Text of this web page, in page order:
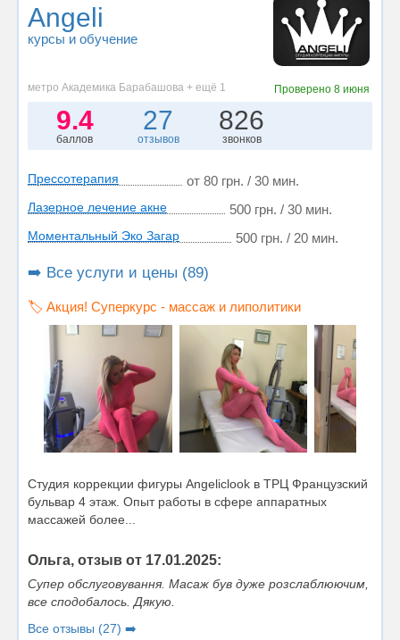
Angeli
курсы и обучение
метро Академика Барабашова + ещё 1 Проверено 8 июня
9.4
баллов
27
отзывов
826
звонков
Прессотерапия от 80 грн. / 30 мин.
Лазерное лечение акне 500 грн. / 30 мин.
Моментальный Эко Загар 500 грн. / 20 мин.
➡️ Все услуги и цены (89)
🏷️ Акция! Суперкурс - массаж и липолитики
Студия коррекции фигуры Angeliclook в ТРЦ Французский
бульвар 4 этаж. Опыт работы в сфере аппаратных
массажей более...
Ольга, отзыв от 17.01.2025:
Супер обслуговування. Масаж був дуже розслаблюючим,
все сподобалось. Дякую.
Все отзывы (27) ➡️